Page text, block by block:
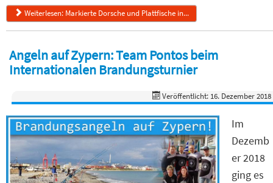
Weiterlesen: Markierte Dorsche und Plattfische in...
Angeln auf Zypern: Team Pontos beim
Internationalen Brandungsturnier
Veröffentlicht: 16. Dezember 2018
Im
Dezemb
er 2018
ging es